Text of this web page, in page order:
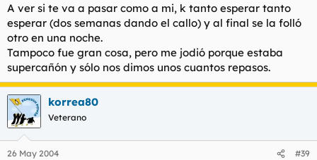
A ver si te va a pasar como a mi, k tanto esperar tanto
esperar (dos semanas dando el callo) y al final se la folló
otro en una noche.
Tampoco fue gran cosa, pero me jodió porque estaba
supercañón y sólo nos dimos unos cuantos repasos.
korrea80
Veterano
26 May 2004 #39